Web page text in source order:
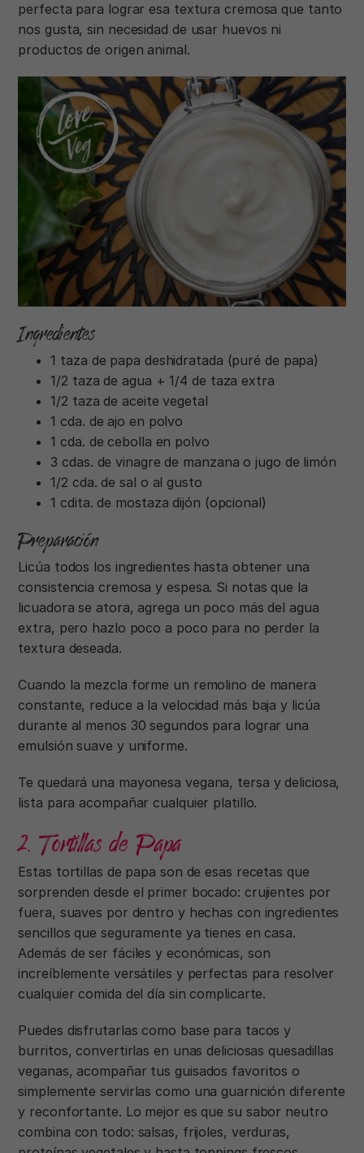
perfecta para lograr esa textura cremosa que tanto
nos gusta, sin necesidad de usar huevos ni
productos de origen animal.
Ingredientes
1 taza de papa deshidratada (puré de papa)
1/2 taza de agua + 1/4 de taza extra
1/2 taza de aceite vegetal
1 cda. de ajo en polvo
1 cda. de cebolla en polvo
3 cdas. de vinagre de manzana o jugo de limón
1/2 cda. de sal o al gusto
1 cdita. de mostaza dijón (opcional)
Preparación
Licúa todos los ingredientes hasta obtener una
consistencia cremosa y espesa. Si notas que la
licuadora se atora, agrega un poco más del agua
extra, pero hazlo poco a poco para no perder la
textura deseada.
Cuando la mezcla forme un remolino de manera
constante, reduce a la velocidad más baja y licúa
durante al menos 30 segundos para lograr una
emulsión suave y uniforme.
Te quedará una mayonesa vegana, tersa y deliciosa,
lista para acompañar cualquier platillo.
2. Tortillas de Papa
Estas tortillas de papa son de esas recetas que
sorprenden desde el primer bocado: crujientes por
fuera, suaves por dentro y hechas con ingredientes
sencillos que seguramente ya tienes en casa.
Además de ser fáciles y económicas, son
increíblemente versátiles y perfectas para resolver
cualquier comida del día sin complicarte.
Puedes disfrutarlas como base para tacos y
burritos, convertirlas en unas deliciosas quesadillas
veganas, acompañar tus guisados favoritos o
simplemente servirlas como una guarnición diferente
y reconfortante. Lo mejor es que su sabor neutro
combina con todo: salsas, frijoles, verduras,